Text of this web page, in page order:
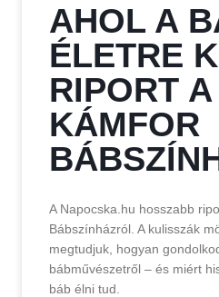
AHOL A
ÉLETRE
RIPORT A
KÁMFOR
A Napocska.hu hosszabb
Bábszínházról. A kulisszák
megtudjuk, hogyan
bábművészetről – és miért
báb élni tud.